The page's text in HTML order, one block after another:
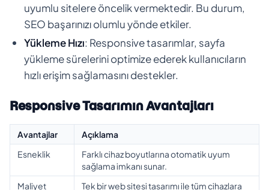
uyumlu sitelere öncelik vermektedir. Bu durum,
SEO başarınızı olumlu yönde etkiler.
Yükleme Hızı: Responsive tasarımlar, sayfa
yükleme sürelerini optimize ederek kullanıcıların
hızlı erişim sağlamasını destekler.
Responsive Tasarımın Avantajları
Avantajlar
Açıklama
Esneklik
Farklı cihaz boyutlarına otomatik uyum
sağlama imkanı sunar.
Maliyet
Tek bir web sitesi tasarımı ile tüm cihazlara